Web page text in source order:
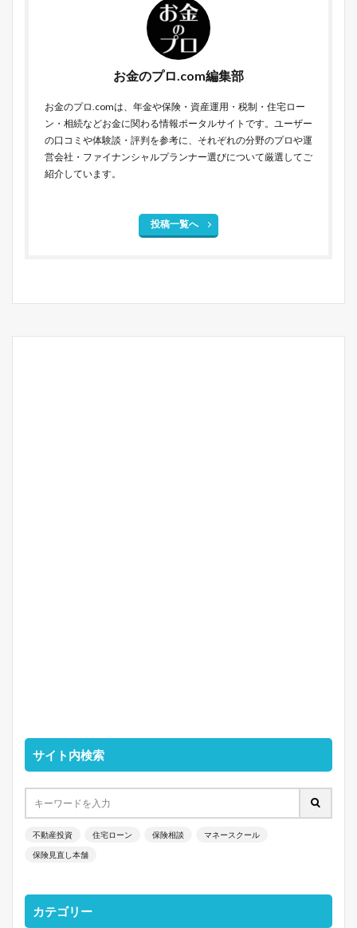
お金のプロ.com編集部
お金のプロ.comは、年金や保険・資産運用・税制・住宅ロー
ン・相続などお金に関わる情報ポータルサイトです。ユーザー
の口コミや体験談・評判を参考に、それぞれの分野のプロや運
営会社・ファイナンシャルプランナー選びについて厳選してご
紹介しています。
投稿一覧へ
サイト内検索
不動産投資 住宅ローン 保険相談 マネースクール
保険見直し本舗
カテゴリー